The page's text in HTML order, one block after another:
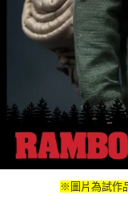
※圖片為試作